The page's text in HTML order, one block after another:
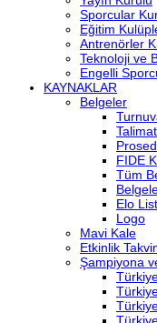
Sporcular
Eğitim
Antrenörler
Teknoloji ve
Engelli
KAYNAKLAR
Belgeler
FIDE
Tüm
Elo
Logo
Mavi Kale
Etkinlik
Şampiyona